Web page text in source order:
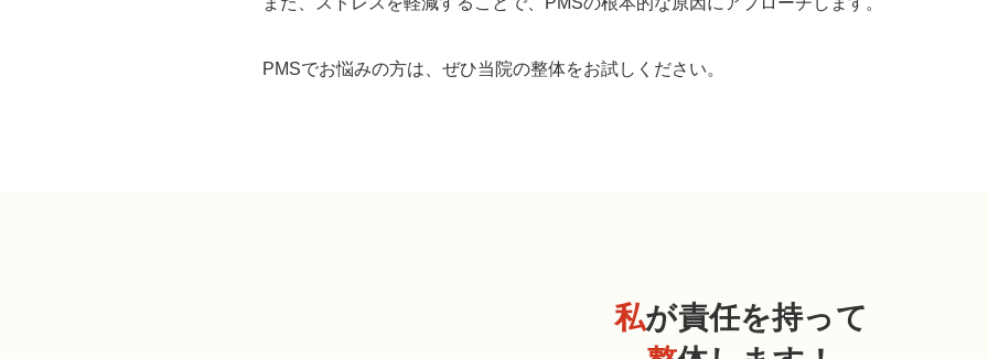
PMSでお悩みの方は、ぜひ当院の整体をお試しください。
私が責任を持って